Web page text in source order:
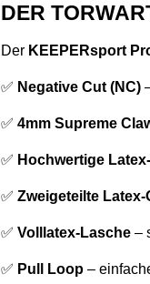
DER
Der KEEPERsport
✅ Negative Cut (NC)
✅4mm Supreme
✅ Hochwertige
✅Zweigeteilte Latex-
✅Volllatex-Lasche –
✅ Pull Loop –